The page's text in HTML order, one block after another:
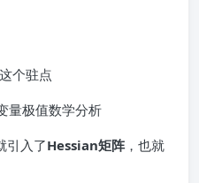
个驻点
引入了Hessian矩阵，也就